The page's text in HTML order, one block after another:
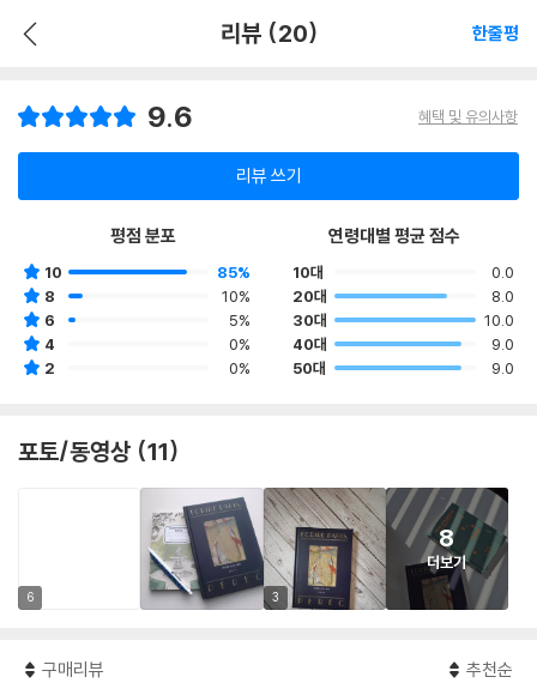
리뷰 (20) 한줄평
9.6 혜택 및 유의사항
리뷰 쓰기
평점 분포
10
85%
8
10%
6
5%
4
0%
2
0%
연령대별 평균 점수
10대
0.0
20대
8.0
30대
10.0
40대
9.0
50대
9.0
포토/동영상 (11)
6 3
8
더보기
구매리뷰 추천순